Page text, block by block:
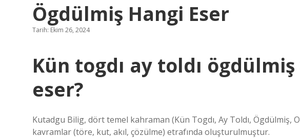
Ögdülmiş Hangi Eser
Tarih: Ekim 26, 2024
Kün togdı ay toldı
eser?
Kutadgu Bilig, dört temel kahraman (Kün Togdı, Ay Toldı, Ögdülmiş,
kavramlar (töre, kut, akıl, çözülme) etrafında oluşturulmuştur.